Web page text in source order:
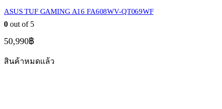
ASUS TUF GAMING A16 FA608WV-QT069WF
0 out of 5
50,990฿
สินค้าหมดแล้ว